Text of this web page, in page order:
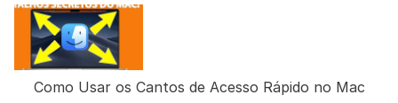
Como Usar os Cantos de Acesso Rápido no Mac